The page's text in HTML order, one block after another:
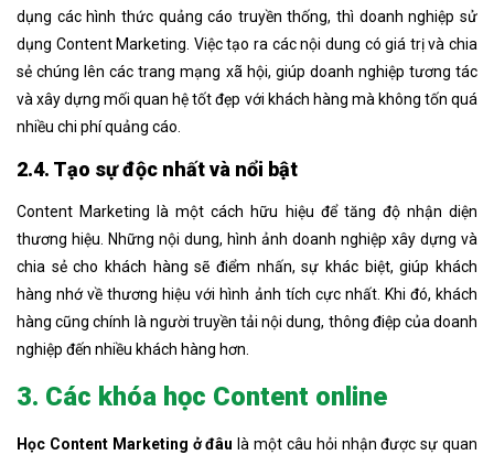
dụng các hình thức quảng cáo truyền thống, thì doanh nghiệp sử
dụng Content Marketing. Việc tạo ra các nội dung có giá trị và chia
sẻ chúng lên các trang mạng xã hội, giúp doanh nghiệp tương tác
và xây dựng mối quan hệ tốt đẹp với khách hàng mà không tốn quá
nhiều chi phí quảng cáo.
2.4. Tạo sự độc nhất và nổi bật
Content Marketing là một cách hữu hiệu để tăng độ nhận diện
thương hiệu. Những nội dung, hình ảnh doanh nghiệp xây dựng và
chia sẻ cho khách hàng sẽ điểm nhấn, sự khác biệt, giúp khách
hàng nhớ về thương hiệu với hình ảnh tích cực nhất. Khi đó, khách
hàng cũng chính là người truyền tải nội dung, thông điệp của doanh
nghiệp đến nhiều khách hàng hơn.
3. Các khóa học Content online
Học Content Marketing ở đâu là một câu hỏi nhận được sự quan